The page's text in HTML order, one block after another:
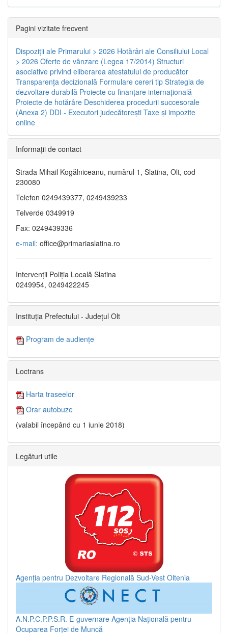
Pagini vizitate frecvent
Dispoziţii ale Primarului > 2026 Hotărâri ale Consiliului Local
> 2026 Oferte de vânzare (Legea 17/2014) Structuri
asociative privind eliberarea atestatului de producător
Transparenţa decizională Formulare cereri tip Strategia de
dezvoltare durabilă Proiecte cu finanţare internaţională
Proiecte de hotărâre Deschiderea procedurii succesorale
(Anexa 2) DDI - Executori judecătorești Taxe şi impozite
online
Informaţii de contact
Strada Mihail Kogălniceanu, numărul 1, Slatina, Olt, cod
230080
Telefon 0249439377, 0249439233
Telverde 0349919
Fax: 0249439336
e-mail: office@primariaslatina.ro
Intervenții Poliția Locală Slatina
0249954, 0249422245
Instituția Prefectului - Județul Olt
Program de audiențe
Loctrans
Harta traseelor
Orar autobuze
(valabil începând cu 1 iunie 2018)
Legături utile
Agenția pentru Dezvoltare Regională Sud-Vest Oltenia
A.N.P.C.P.P.S.R. E-guvernare Agenția Națională pentru
Ocuparea Forței de Muncă